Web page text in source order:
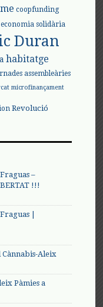
coopfunding
economia solidària
Duran
habitatge
assembleàries
microfinançament
Revolució
–
!!!
|
Cànnabis-Aleix
Pàmies a